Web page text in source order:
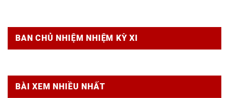
BAN CHỦ NHIỆM NHIỆM KỲ XI
BÀI XEM NHIỀU NHẤT